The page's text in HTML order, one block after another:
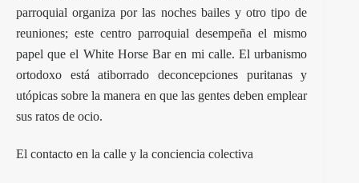
parroquial organiza por las noches bailes y otro tipo de
reuniones; este centro parroquial desempeña el mismo
papel que el White Horse Bar en mi calle. El urbanismo
ortodoxo está atiborrado deconcepciones puritanas y
utópicas sobre la manera en que las gentes deben emplear
sus ratos de ocio.
El contacto en la calle y la conciencia colectiva